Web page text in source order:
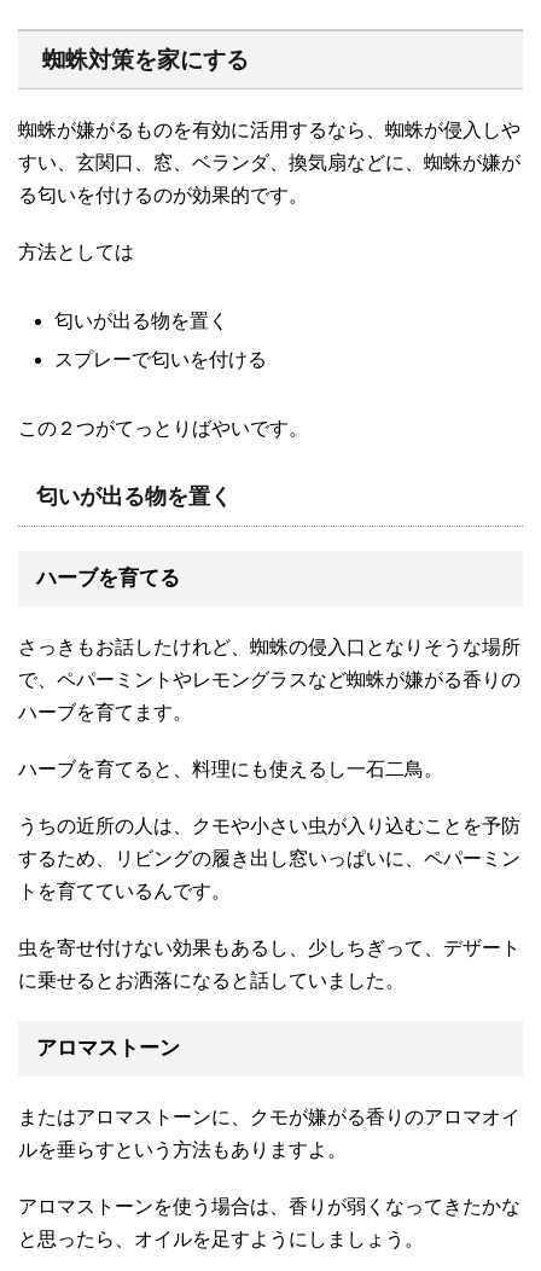
蜘蛛対策を家にする
蜘蛛が嫌がるものを有効に活用するなら、蜘蛛が侵入しや
すい、玄関口、窓、ベランダ、換気扇などに、蜘蛛が嫌が
る匂いを付けるのが効果的です。
方法としては
匂いが出る物を置く
スプレーで匂いを付ける
この２つがてっとりばやいです。
匂いが出る物を置く
ハーブを育てる
さっきもお話したけれど、蜘蛛の侵入口となりそうな場所
で、ペパーミントやレモングラスなど蜘蛛が嫌がる香りの
ハーブを育てます。
ハーブを育てると、料理にも使えるし一石二鳥。
うちの近所の人は、クモや小さい虫が入り込むことを予防
するため、リビングの履き出し窓いっぱいに、ペパーミン
トを育てているんです。
虫を寄せ付けない効果もあるし、少しちぎって、デザート
に乗せるとお洒落になると話していました。
アロマストーン
またはアロマストーンに、クモが嫌がる香りのアロマオイ
ルを垂らすという方法もありますよ。
アロマストーンを使う場合は、香りが弱くなってきたかな
と思ったら、オイルを足すようにしましょう。